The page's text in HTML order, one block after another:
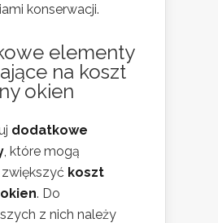
konserwacji.
elementy
na koszt
okien
dodatkowe
, które mogą
koszt
. Do
z nich należy